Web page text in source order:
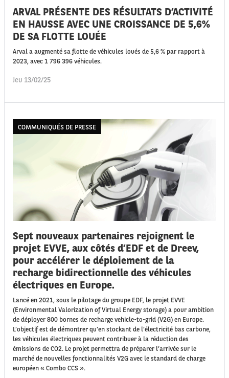
ARVAL PRÉSENTE DES RÉSULTATS D’ACTIVITÉ
EN HAUSSE AVEC UNE CROISSANCE DE 5,6%
DE SA FLOTTE LOUÉE
Arval a augmenté sa flotte de véhicules loués de 5,6 % par rapport à
2023, avec 1 796 396 véhicules.
Jeu 13/02/25
COMMUNIQUÉS DE PRESSE
Sept nouveaux partenaires rejoignent le
projet EVVE, aux côtés d’EDF et de Dreev,
pour accélérer le déploiement de la
recharge bidirectionnelle des véhicules
électriques en Europe.
Lancé en 2021, sous le pilotage du groupe EDF, le projet EVVE
(Environmental Valorization of Virtual Energy storage) a pour ambition
de déployer 800 bornes de recharge vehicle-to-grid (V2G) en Europe.
L’objectif est de démontrer qu’en stockant de l’électricité bas carbone,
les véhicules électriques peuvent contribuer à la réduction des
émissions de CO2. Le projet permettra de préparer l’arrivée sur le
marché de nouvelles fonctionnalités V2G avec le standard de charge
européen « Combo CCS ».